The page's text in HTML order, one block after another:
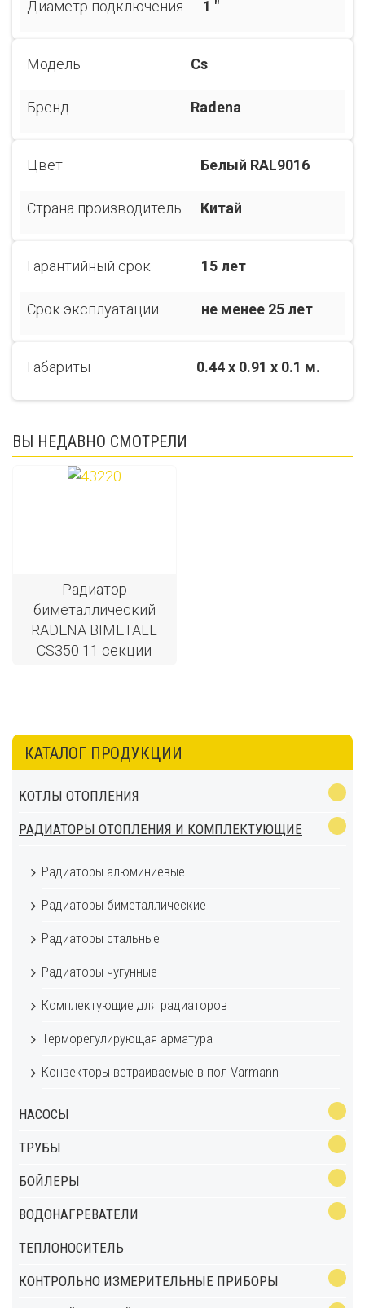
Диаметр подключения 1 "
Модель Cs
Бренд Radena
Цвет Белый RAL9016
Страна производитель Китай
Гарантийный срок 15 лет
Срок эксплуатации не менее 25 лет
Габариты 0.44 x 0.91 x 0.1 м.
ВЫ НЕДАВНО СМОТРЕЛИ
Радиатор
биметаллический
RADENA BIMETALL
CS350 11 секции
КАТАЛОГ ПРОДУКЦИИ
КОТЛЫ ОТОПЛЕНИЯ
РАДИАТОРЫ ОТОПЛЕНИЯ И КОМПЛЕКТУЮЩИЕ
Радиаторы алюминиевые
Радиаторы биметаллические
Радиаторы стальные
Радиаторы чугунные
Комплектующие для радиаторов
Терморегулирующая арматура
Конвекторы встраиваемые в пол Varmann
НАСОСЫ
ТРУБЫ
БОЙЛЕРЫ
ВОДОНАГРЕВАТЕЛИ
ТЕПЛОНОСИТЕЛЬ
КОНТРОЛЬНО ИЗМЕРИТЕЛЬНЫЕ ПРИБОРЫ